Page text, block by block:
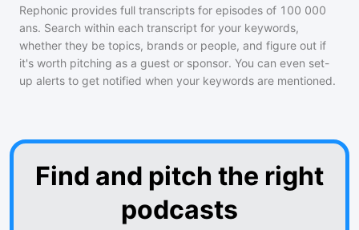
Rephonic provides full transcripts for episodes of 100 000
ans. Search within each transcript for your keywords,
whether they be topics, brands or people, and figure out if
it's worth pitching as a guest or sponsor. You can even set-
up alerts to get notified when your keywords are mentioned.
Find and pitch the right
podcasts